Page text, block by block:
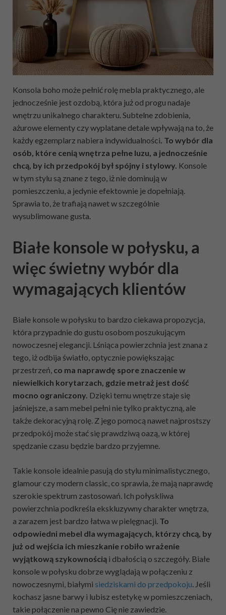
Konsola boho może pełnić rolę mebla praktycznego, ale
jednocześnie jest ozdobą, która już od progu nadaje
wnętrzu unikalnego charakteru. Subtelne zdobienia,
ażurowe elementy czy wyplatane detale wpływają na to, że
każdy egzemplarz nabiera indywidualności . To wybór dla
osób, które cenią wnętrza pełne luzu, a jednocześnie
chcą, by ich przedpokój był spójny i stylowy. Konsole
w tym stylu są znane z tego, iż nie dominują w
pomieszczeniu, a jedynie efektownie je dopełniają.
Sprawia to, że trafiają nawet w szczególnie
wysublimowane gusta.
Białe konsole w połysku, a
więc świetny wybór dla
wymagających klientów
Białe konsole w połysku to bardzo ciekawa propozycja,
która przypadnie do gustu osobom poszukującym
nowoczesnej elegancji. Lśniąca powierzchnia jest znana z
tego, iż odbija światło, optycznie powiększając
przestrzeń, co ma naprawdę spore znaczenie w
niewielkich korytarzach, gdzie metraż jest dość
mocno ograniczony. Dzięki temu wnętrze staje się
jaśniejsze, a sam mebel pełni nie tylko praktyczną, ale
także dekoracyjną rolę. Z jego pomocą nawet najprostszy
przedpokój może stać się prawdziwą oazą, w której
spędzanie czasu będzie bardzo przyjemne.
Takie konsole idealnie pasują do stylu minimalistycznego,
glamour czy modern classic, co sprawia, że mają naprawdę
szerokie spektrum zastosowań. Ich połyskliwa
powierzchnia podkreśla ekskluzywny charakter wnętrza,
a zarazem jest bardzo łatwa w pielęgnacji. To
odpowiedni mebel dla wymagających, którzy chcą, by
już od wejścia ich mieszkanie robiło wrażenie
wyjątkową szykownością i dbałością o szczegóły. Białe
konsole w połysku dobrze wyglądają w połączeniu z
nowoczesnymi, białymi siedziskami do przedpokoju. Jeśli
kochasz jasne barwy i lubisz estetykę w pomieszczeniach,
takie połączenie na pewno Cię nie zawiedzie.